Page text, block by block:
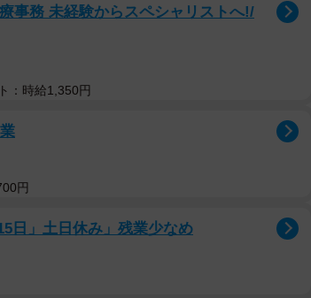
ンキングTOP10（提供画像）
として設立された医薬品メーカーの「ソレイジ
、がん治療を目的とする医薬品の開発及び販売
に起因する副作用のコントロールを目的とする
同社は、再生医療分野でのグローバルリーダー
どの未だ有効な治療法のない脳神経疾患に対し
む日本発バイオ医薬品企業の「そーせいグルー
事務 未経験からスペシャリストへ!/
：時給1,350円
円
日」土日休み」残業少なめ